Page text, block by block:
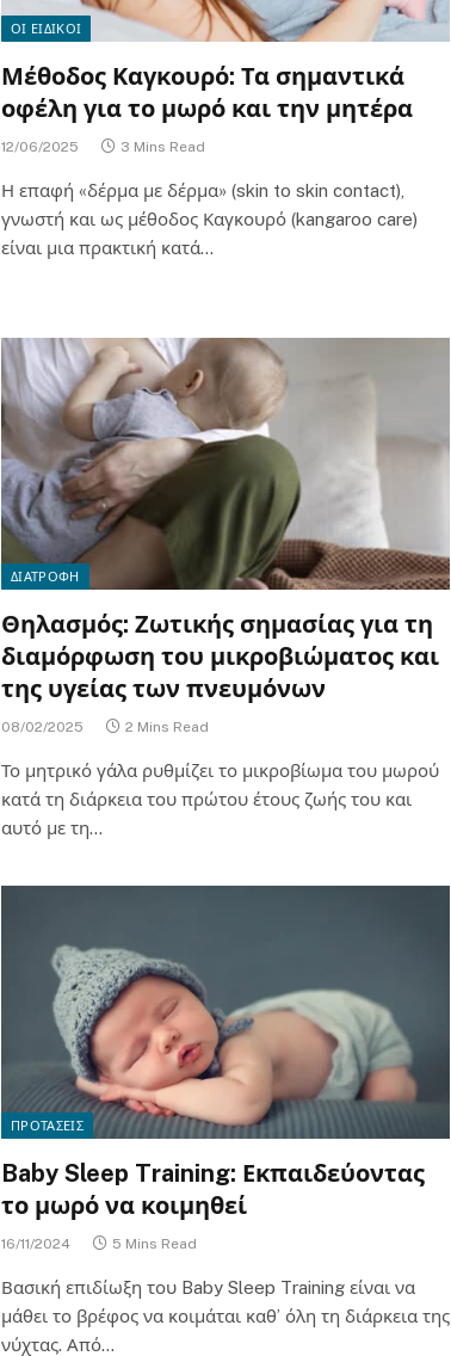
ΟΙ ΕΙΔΙΚΟΙ
Μέθοδος Καγκουρό: Τα σημαντικά
οφέλη για το μωρό και την μητέρα
12/06/2025 3 Mins Read
Η επαφή «δέρμα με δέρμα» (skin to skin contact),
γνωστή και ως μέθοδος Καγκουρό (kangaroo care)
είναι μια πρακτική κατά…
ΔΙΑΤΡΟΦΗ
Θηλασμός: Ζωτικής σημασίας για τη
διαμόρφωση του μικροβιώματος και
της υγείας των πνευμόνων
08/02/2025 2 Mins Read
Το μητρικό γάλα ρυθμίζει το μικροβίωμα του μωρού
κατά τη διάρκεια του πρώτου έτους ζωής του και
αυτό με τη…
ΠΡΟΤΑΣΕΙΣ
Baby Sleep Training: Εκπαιδεύοντας
το μωρό να κοιμηθεί
16/11/2024 5 Mins Read
Βασική επιδίωξη του Baby Sleep Training είναι να
μάθει το βρέφος να κοιμάται καθ’ όλη τη διάρκεια της
νύχτας. Από…